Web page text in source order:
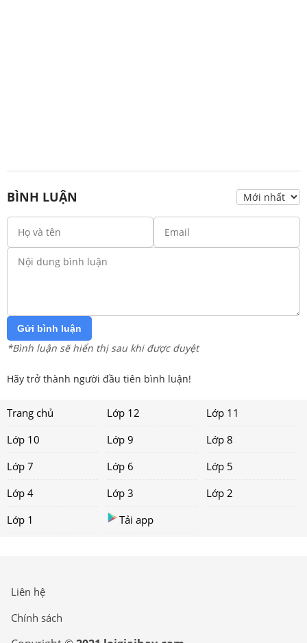
BÌNH LUẬN
Gửi bình luận
*Bình luận sẽ hiển thị sau khi được duyệt
Hãy trở thành người đầu tiên bình luận!
Trang chủ Lớp 12
Lớp 11
Lớp 10
Lớp 9
Lớp 8
Lớp 7
Lớp 6
Lớp 5
Lớp 4
Lớp 3
Lớp 2
Lớp 1
Tải app
Liên hệ
Chính sách